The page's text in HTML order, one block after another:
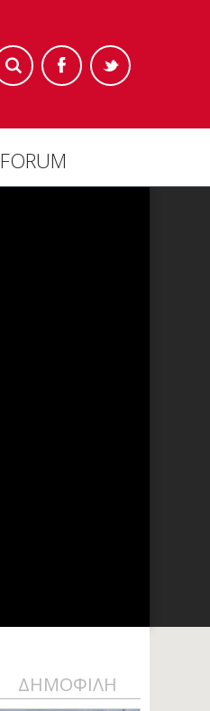
FORUM
ΔΗΜΟΦΙΛΗ